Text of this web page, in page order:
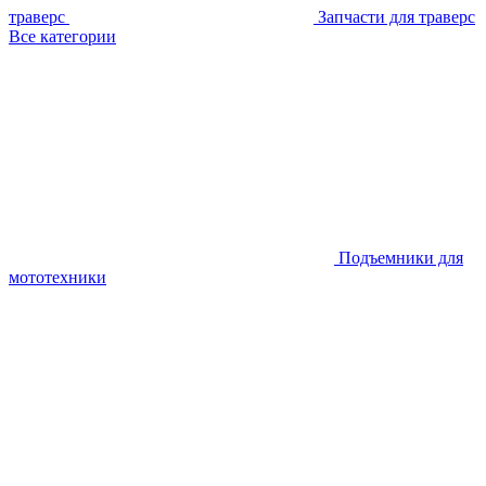
траверс
Запчасти для траверс
Все категории
Подъемники для
мототехники